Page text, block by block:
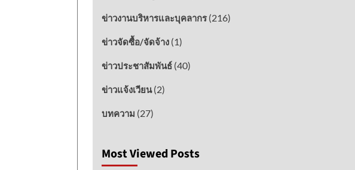
ข่าวงานบริหารและบุคลากร(216)
ข่าวจัดซื้อ/จัดจ้าง(1)
ข่าวประชาสัมพันธ์(40)
ข่าวแจ้งเวียน(2)
บทความ (27)
Most Viewed Posts